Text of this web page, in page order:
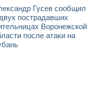
Гусев сообщил
пострадавших
Воронежской
после атаки на